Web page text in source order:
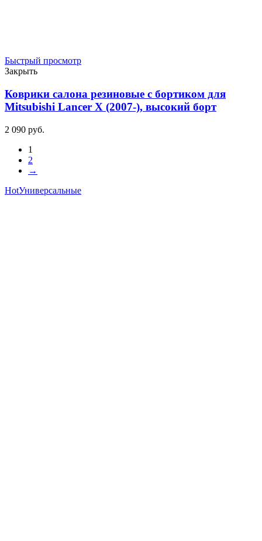
Быстрый просмотр
Закрыть
Коврики салона резиновые с бортиком для
Mitsubishi Lancer X (2007-), высокий борт
2 090 руб.
1
2
→
HotУниверсальные